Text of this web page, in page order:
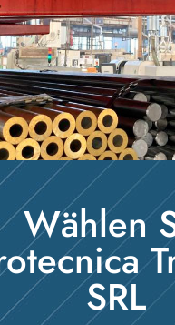
Wählen
SRL